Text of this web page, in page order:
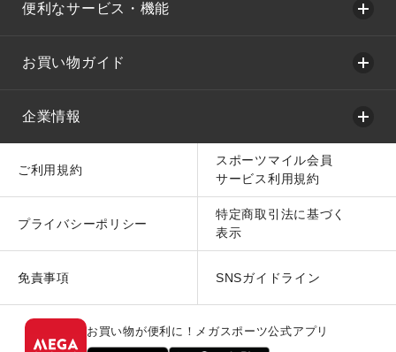
便利なサービス・機能
お買い物ガイド
企業情報
ご利用規約
スポーツマイル会員
サービス利用規約
プライバシーポリシー
特定商取引法に基づく
表示
免責事項 SNSガイドライン
お買い物が便利に！メガスポーツ公式アプリ